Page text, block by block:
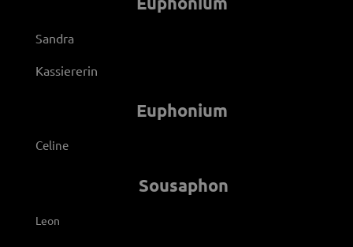
Sandra
Kassiererin
Euphonium
Celine
Sousaphon
Leon